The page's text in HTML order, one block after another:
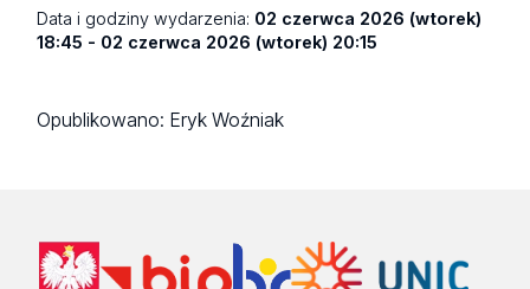
Data i godziny wydarzenia: 02 czerwca 2026 (wtorek)
18:45 - 02 czerwca 2026 (wtorek) 20:15
Opublikowano: Eryk Woźniak